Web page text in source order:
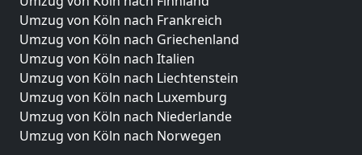
Umzug von Köln nach Frankreich
Umzug von Köln nach Griechenland
Umzug von Köln nach Italien
Umzug von Köln nach Liechtenstein
Umzug von Köln nach Luxemburg
Umzug von Köln nach Niederlande
Umzug von Köln nach Norwegen